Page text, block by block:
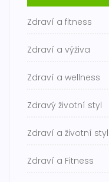
Zdraví a fitness
Zdraví a výživa
Zdraví a wellness
Zdravý životní styl
Zdraví a životní styl
Zdraví a Fitness